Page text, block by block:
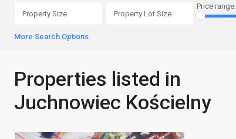
Price range:
More Search Options
Properties listed in
Juchnowiec Kościelny